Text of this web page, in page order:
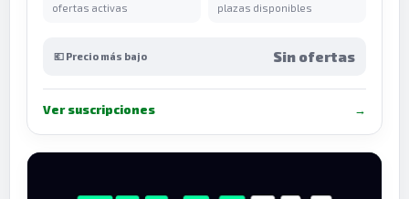
ofertas activas plazas disponibles
💶 Precio más bajo Sin ofertas
Ver suscripciones →